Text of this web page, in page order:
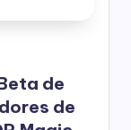
de
de